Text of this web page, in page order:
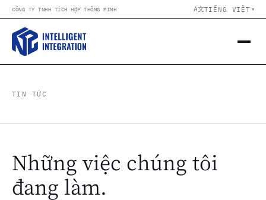
Skip to content
CÔNG TY TNHH TÍCH HỢP THÔNG MINH A文TIẾNG VIỆT ▼
TIN TỨC
Những việc chúng tôi
đang làm.